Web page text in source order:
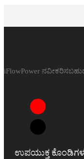
iFlowPower
ಉಪಯುಕ್ತ